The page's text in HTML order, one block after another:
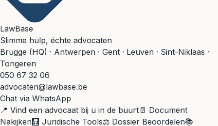
LawBase
Slimme hulp, échte advocaten
Brugge (HQ) · Antwerpen · Gent · Leuven · Sint-Niklaas ·
Tongeren
050 67 32 06
advocaten@lawbase.be
Chat via WhatsApp
📍 Vind een advocaat bij u in de buurt 📄 Document
Nakijken🧮 Juridische Tools⚖️ Dossier Beoordelen📚